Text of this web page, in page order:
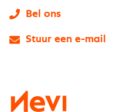
Bel ons
Stuur een e-mail